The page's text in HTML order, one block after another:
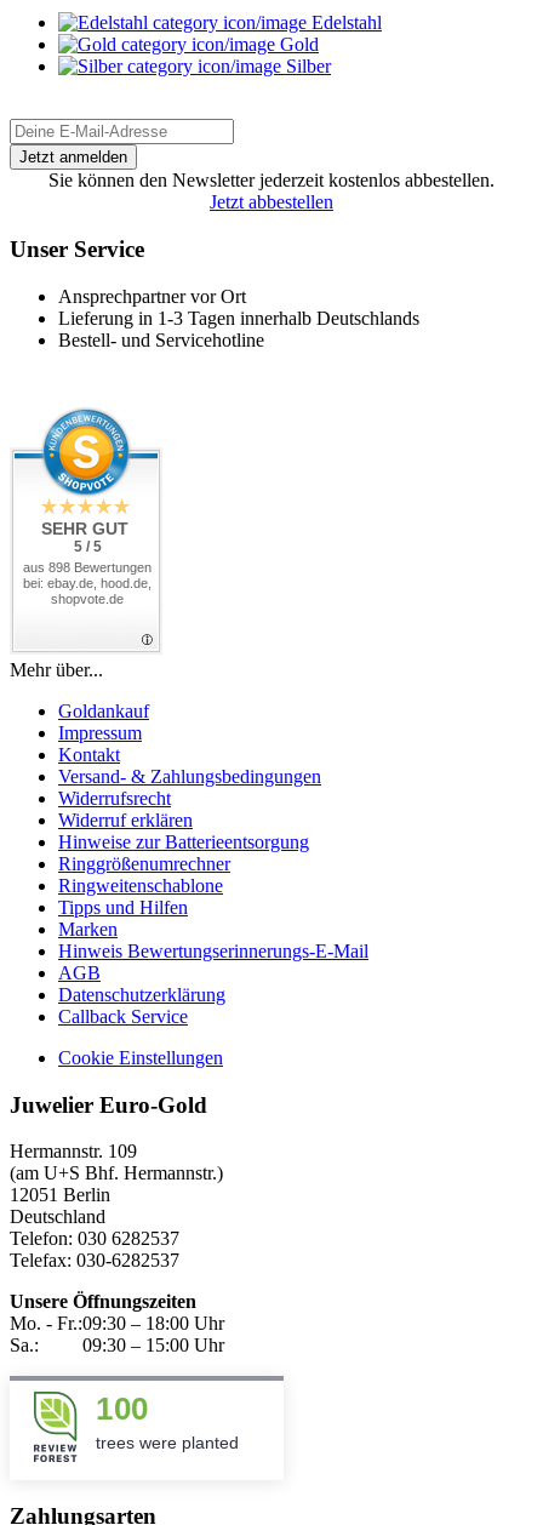
Edelstahl
Gold
Silber
Sie können den Newsletter jederzeit kostenlos abbestellen.
Jetzt abbestellen
Unser Service
Ansprechpartner vor Ort
Lieferung in 1-3 Tagen innerhalb Deutschlands
Bestell- und Servicehotline
SEHR GUT
5 / 5
aus 898 Bewertungen
bei: ebay.de, hood.de,
shopvote.de
Mehr über...
Goldankauf
Impressum
Kontakt
Versand- & Zahlungsbedingungen
Widerrufsrecht
Widerruf erklären
Hinweise zur Batterieentsorgung
Ringgrößenumrechner
Ringweitenschablone
Tipps und Hilfen
Marken
Hinweis Bewertungserinnerungs-E-Mail
AGB
Datenschutzerklärung
Callback Service
Cookie Einstellungen
Juwelier Euro-Gold
Hermannstr. 109
(am U+S Bhf. Hermannstr.)
12051 Berlin
Deutschland
Telefon: 030 6282537
Telefax: 030-6282537
Unsere Öffnungszeiten
Mo. - Fr.:09:30 – 18:00 Uhr
Sa.:
09:30 – 15:00 Uhr
100
trees were planted
Zahlungsarten